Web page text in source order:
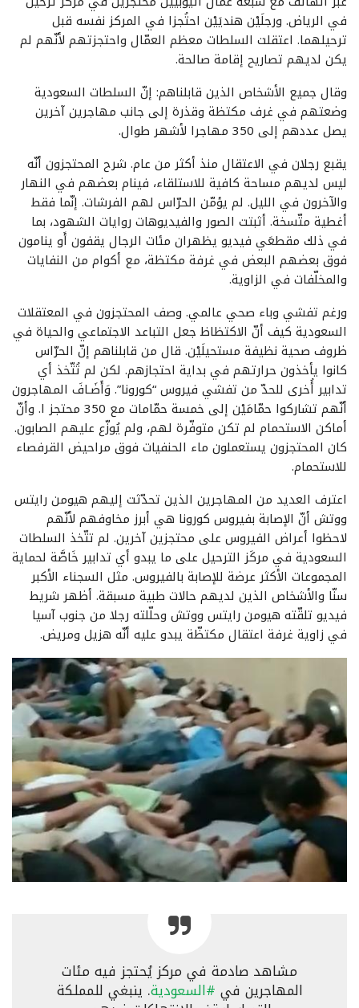
في الرياض. ورجلَيْن هنديَيْن احتُجزا في المركز نفسه قبل
ترحيلهما. اعتقلت السلطات معظم العمّال واحتجزتهم لأنّهم لم
يكن لديهم تصاريح إقامة صالحة.
وقال جميع الأشخاص الذين قابلناهم: إنّ السلطات السعودية
وضعتهم في غرف مكتظة وقذرة إلى جانب مهاجرين آخرين
يصل عددهم إلى 350 مهاجرا لأشهر طوال.
يقبع رجلان في الاعتقال منذ أكثر من عام. شرح المحتجزون أنّه
ليس لديهم مساحة كافية للاستلقاء، فينام بعضهم في النهار
والآخرون في الليل. لم يؤمّن الحرّاس لهم الفرشات. إنّما فقط
أغطية متّسخة. أثبتت الصور والفيديوهات روايات الشهود، بما
في ذلك مقطعَي فيديو يظهران مئات الرجال يقفون أَو ينامون
فوق بعضهم البعض في غرفة مكتظة، مع أكوام من النفايات
والمخلّفات في الزاوية.
ورغم تفشي وباء صحي عالمي. وصف المحتجزون في المعتقلات
السعودية كيف أنّ الاكتظاظ جعل التباعد الاجتماعي والحياة في
ظروف صحية نظيفة مستحيلَيْن. قال من قابلناهم إنّ الحرّاس
كانوا يأخذون حرارتهم في بداية احتجازهم. لكن لم تُتّخذ أي
تدابير أُخرى للحدّ من تفشي فيروس “كورونا”. وَأَضَـافَ المهاجرون
أنّهم تشاركوا حمّامَيْن إلى خمسة حمّامات مع 350 محتجز ا. وأنّ
أماكن الاستحمام لم تكن متوفّرة لهم، ولم يُوزّع عليهم الصابون.
كان المحتجزون يستعملون ماء الحنفيات فوق مراحيض القرفصاء
للاستحمام.
اعترف العديد من المهاجرين الذين تحدّثت إليهم هيومن رايتس
ووتش أنّ الإصابة بفيروس كورونا هي أبرز مخاوفهم لأنّهم
لاحظوا أعراض الفيروس على محتجزين آخرين. لم تتّخذ السلطات
السعودية في مركَز الترحيل على ما يبدو أي تدابير خَاصَّة لحماية
المجموعات الأكثر عرضة للإصابة بالفيروس. مثل السجناء الأكبر
سنّا والأشخاص الذين لديهم حالات طبية مسبقة. أظهر شريط
فيديو تلقّته هيومن رايتس ووتش وحلّلته رجلا من جنوب آسيا
في زاوية غرفة اعتقال مكتظّة يبدو عليه أنّه هزيل ومريض.
مشاهد صادمة في مركز يُحتجز فيه مئات
المهاجرين في #السعودية. ينبغي للمملكة